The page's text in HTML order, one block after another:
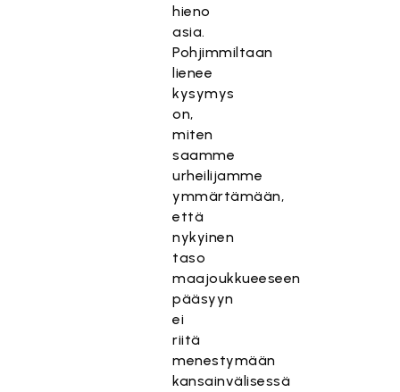
hieno
asia.
Pohjimmiltaan
lienee
kysymys
on,
miten
saamme
urheilijamme
ymmärtämään,
että
nykyinen
taso
maajoukkueeseen
pääsyyn
ei
riitä
menestymään
kansainvälisessä